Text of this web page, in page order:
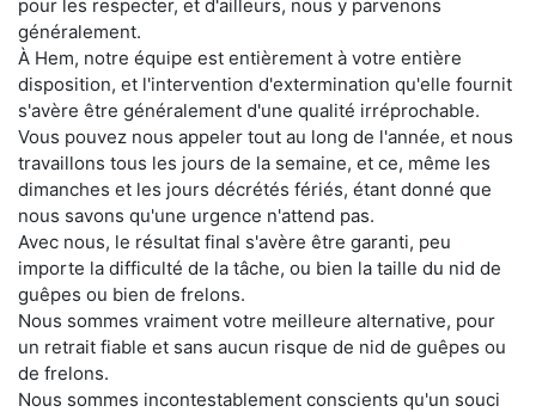
pour les respecter, et d'ailleurs, nous y parvenons
généralement.
À Hem, notre équipe est entièrement à votre entière
disposition, et l'intervention d'extermination qu'elle fournit
s'avère être généralement d'une qualité irréprochable.
Vous pouvez nous appeler tout au long de l'année, et nous
travaillons tous les jours de la semaine, et ce, même les
dimanches et les jours décrétés fériés, étant donné que
nous savons qu'une urgence n'attend pas.
Avec nous, le résultat final s'avère être garanti, peu
importe la difficulté de la tâche, ou bien la taille du nid de
guêpes ou bien de frelons.
Nous sommes vraiment votre meilleure alternative, pour
un retrait fiable et sans aucun risque de nid de guêpes ou
de frelons.
Nous sommes incontestablement conscients qu'un souci